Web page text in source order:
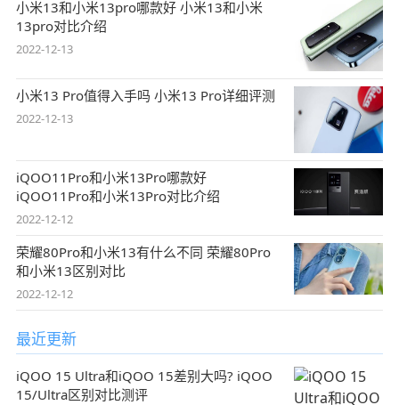
小米13和小米13pro哪款好 小米13和小米
13pro对比介绍
2022-12-13
小米13 Pro值得入手吗 小米13 Pro详细评测
2022-12-13
iQOO11Pro和小米13Pro哪款好
iQOO11Pro和小米13Pro对比介绍
2022-12-12
荣耀80Pro和小米13有什么不同 荣耀80Pro
和小米13区别对比
2022-12-12
最近更新
iQOO 15 Ultra和iQOO 15差别大吗? iQOO
15/Ultra区别对比测评